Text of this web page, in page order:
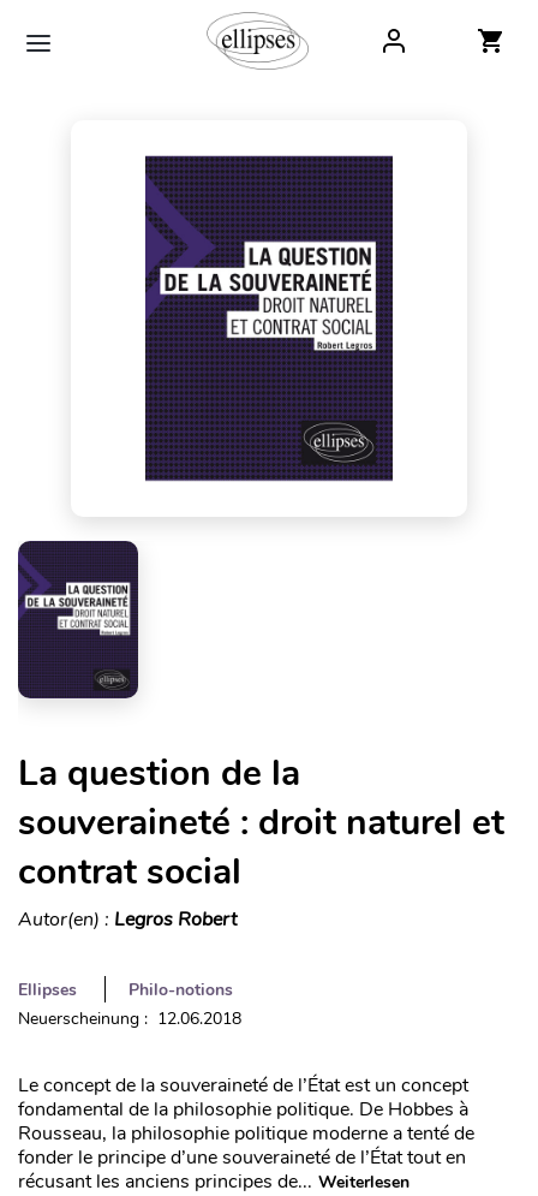
La question de la
souveraineté : droit naturel et
contrat social
Autor(en) : Legros Robert
Ellipses
Philo-notions
Neuerscheinung : 12.06.2018
Le concept de la souveraineté de l’État est un concept
fondamental de la philosophie politique. De Hobbes à
Rousseau, la philosophie politique moderne a tenté de
fonder le principe d’une souveraineté de l’État tout en
récusant les anciens principes de... Weiterlesen